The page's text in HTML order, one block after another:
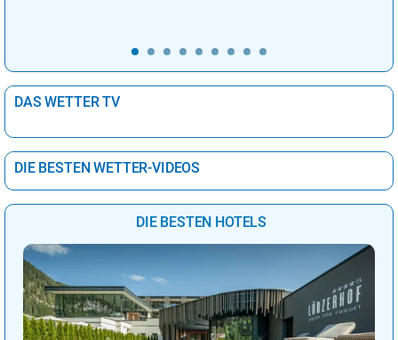
DAS WETTER TV
DIE BESTEN WETTER-VIDEOS
DIE BESTEN HOTELS